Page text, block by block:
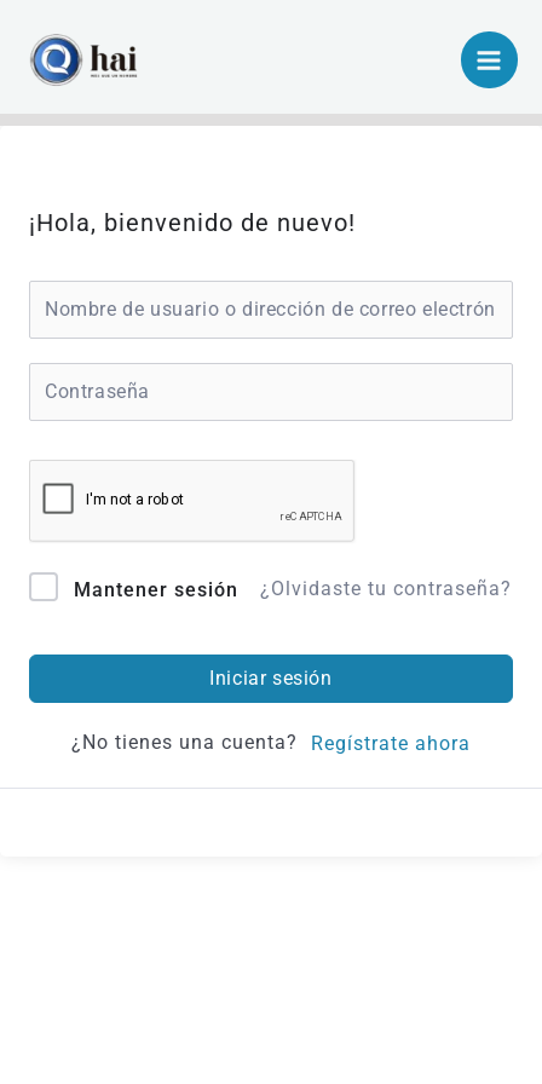
contenido
¡Hola, bienvenido de nuevo!
Mantener sesión ¿Olvidaste tu contraseña?
Iniciar sesión
¿No tienes una cuenta? Regístrate ahora